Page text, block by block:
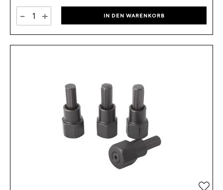
- + IN DEN WARENKORB
Zur